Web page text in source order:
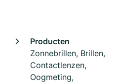
Producten
Zonnebrillen, Brillen,
Contactlenzen,
Oogmeting,